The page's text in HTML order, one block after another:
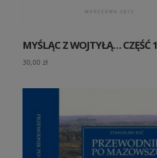
MYŚLĄC Z WOJTYŁĄ… CZĘŚĆ 1
30,00 zł